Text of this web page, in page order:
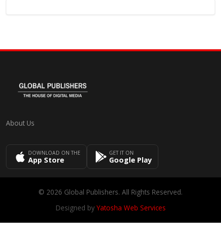
About Us
DOWNLOAD ON THE
App Store
GET IT ON
Google Play
© 2026 Global Publishers. All Rights Reserved.
Designed byYatosha Web Services